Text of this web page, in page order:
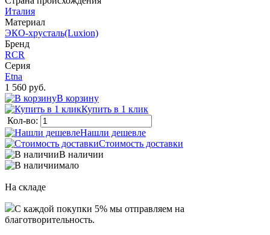
Италия
Материал
ЭКО-хрусталь(Luxion)
Бренд
RCR
Серия
Etna
1 560 руб.
В корзину
Купить в 1 клик
Кол-во:
Нашли дешевле
Стоимость доставки
В наличии
мало
На складе
C каждой покупки 5% мы отправляем на
благотворительность.